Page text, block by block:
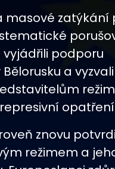
masové zatýkání
vyjádřili podporu
a vyzvali
znovu
režimem a